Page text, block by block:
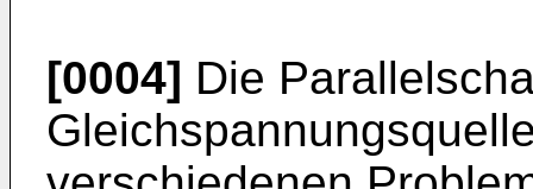
[0004] Die